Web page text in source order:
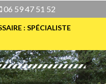
06 59 47 51 52
: SPÉCIALISTE